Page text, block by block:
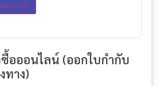
to cart
อออนไลน์ (ออกใบกำกับ
ทาง)